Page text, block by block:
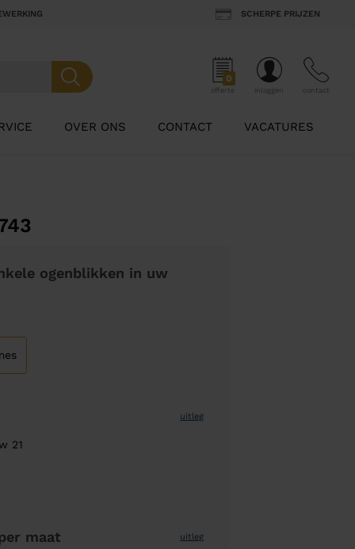
SCHERPE PRIJZEN
0
offerte inloggen contact
OVER ONS CONTACT VACATURES
ogenblikken in uw
uitleg
21
maat uitleg